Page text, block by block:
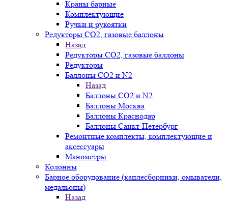
Краны барные
Комплектующие
Ручки и рукоятки
Редукторы СО2, газовые баллоны
Назад
Редукторы СО2, газовые баллоны
Редукторы
Баллоны СО2 и N2
Назад
Баллоны СО2 и N2
Баллоны Москва
Баллоны Краснодар
Баллоны Санкт-Петербург
Ремонтные комплекты, комплектующие и
аксессуары
Манометры
Колонны
Барное оборудование (каплесборники, омыватели,
медальоны)
Назад